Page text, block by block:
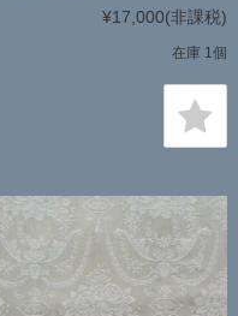
¥17,000(非課税)
在庫 1個